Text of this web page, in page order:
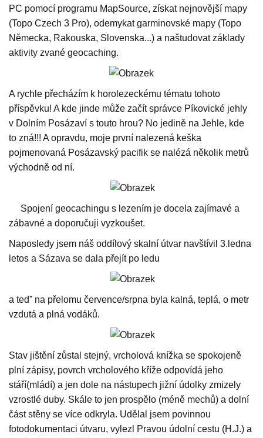
PC pomocí programu MapSource, získat nejnovější mapy
(Topo Czech 3 Pro), odemykat garminovské mapy (Topo
Německa, Rakouska, Slovenska...) a naštudovat základy
aktivity zvané geocaching.
A rychle přecházím k horolezeckému tématu tohoto
příspěvku! A kde jinde může začít správce Píkovické jehly
v Dolním Posázaví s touto hrou? No jedině na Jehle, kde
to zná!!! A opravdu, moje první nalezená keška
pojmenovaná Posázavský pacifik se nalézá několik metrů
východně od ní.
Spojení geocachingu s lezením je docela zajímavé a
zábavné a doporučuji vyzkoušet.
Naposledy jsem náš oddílový skalní útvar navštívil 3.ledna
letos a Sázava se dala přejít po ledu
a tedˇ na přelomu července/srpna byla kalná, teplá, o metr
vzdutá a plná vodáků.
Stav jištění zůstal stejný, vrcholová knížka se spokojeně
plní zápisy, povrch vrcholového kříže odpovídá jeho
stáří(mládí) a jen dole na nástupech jižní údolky zmizely
vzrostlé duby. Skále to jen prospělo (méně mechů) a dolní
část stěny se více odkryla. Udělal jsem povinnou
fotodokumentaci útvaru, vylezl Pravou údolní cestu (H.J.) a